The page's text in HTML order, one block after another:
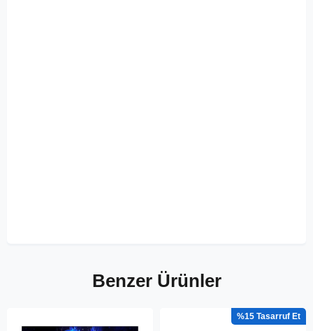
Benzer Ürünler
%15